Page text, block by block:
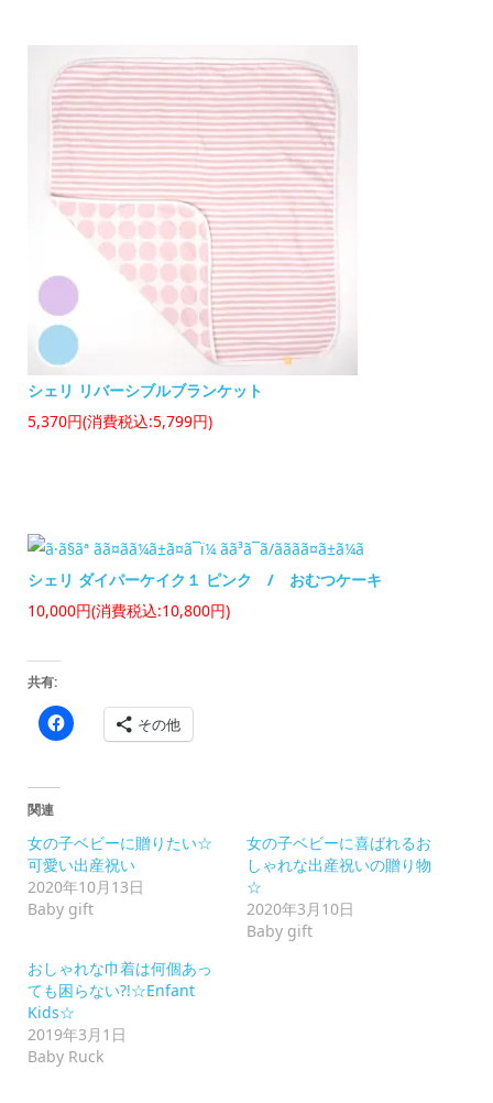
シェリ リバーシブルブランケット
5,370円(消費税込:5,799円)
シェリ ダイパーケイク１ ピンク / おむつケーキ
10,000円(消費税込:10,800円)
共有:
Facebook
で
ク
リ
ッ
ク
し
て
く
い
(新
し
い
ウ
ィ
ン
ド
その他
関連
女の子ベビーに贈りたい☆
可愛い出産祝い
2020年10月13日
Baby gift
女の子ベビーに喜ばれるお
しゃれな出産祝いの贈り物
☆
2020年3月10日
Baby gift
おしゃれな巾着は何個あっ
ても困らない?!☆Enfant
Kids☆
2019年3月1日
Baby Ruck